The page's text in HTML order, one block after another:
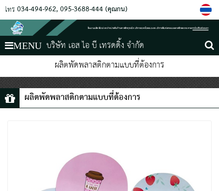
โทร 034-494-962 095-3688-444 (คุณกัน)
MENU บริษัท เอส ไอ บี เทรดดิ้ง จำกัด
ผลิตพัดพลาสติกตามแบบที่ต้องการ
ผลิตพัดพลาสติกตามแบบที่ต้องการ